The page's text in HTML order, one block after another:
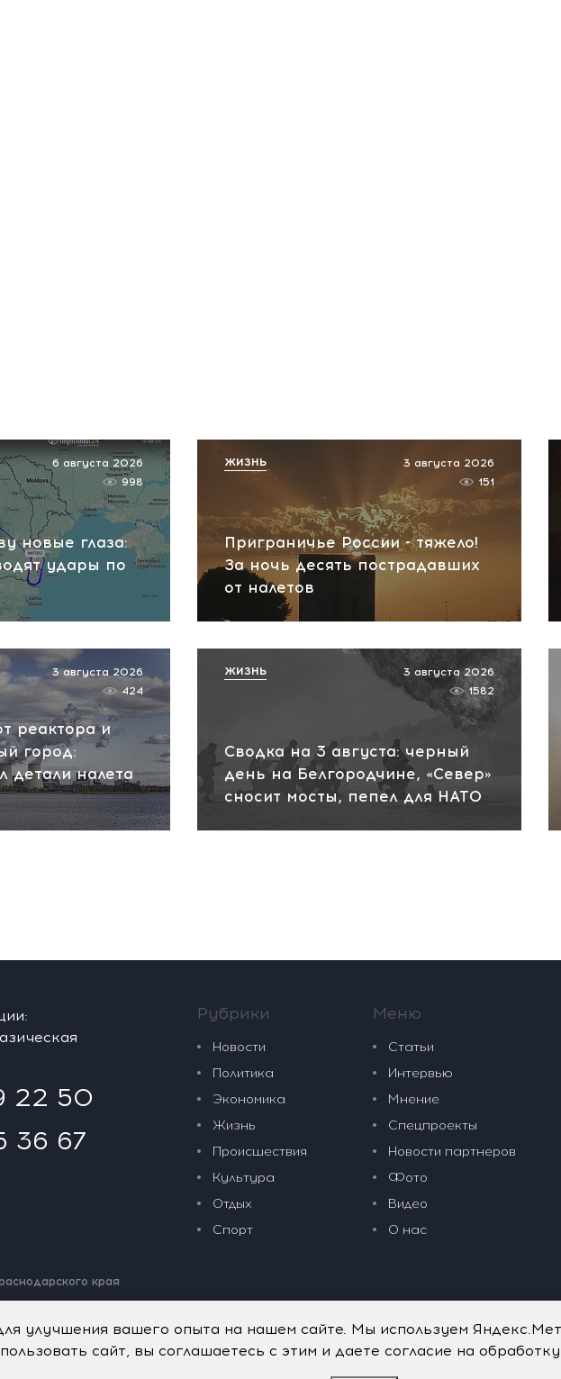
новые глаза:
удары по
6 августа 2026
998
Приграничье России - тяжело!
За ночь десять пострадавших
от налетов
3 августа 2026
151
ЖИЗНЬ
реактора и
город:
детали налета
3 августа 2026
424
Сводка на 3 августа: черный
день на Белгородчине, «Север»
сносит мосты, пепел для НАТО
3 августа 2026
1582
ЖИЗНЬ
22 50
36 67
края
нажмите Ctrl+Enter.
Рубрики
Новости
Политика
Экономика
Жизнь
Происшествия
Культура
Отдых
Спорт
Меню
Статьи
Интервью
Мнение
Спецпроекты
Новости партнеров
Фото
Видео
О нас
улучшения вашего опыта на нашем сайте. Мы используем
сайт, вы соглашаетесь с этим и даете согласие на